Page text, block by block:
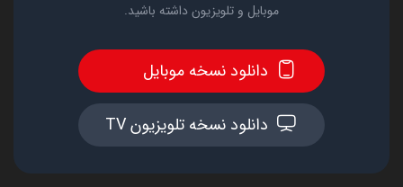
موبایل و تلویزیون داشته باشید.
دانلود نسخه موبایل
دانلود نسخه تلویزیون TV